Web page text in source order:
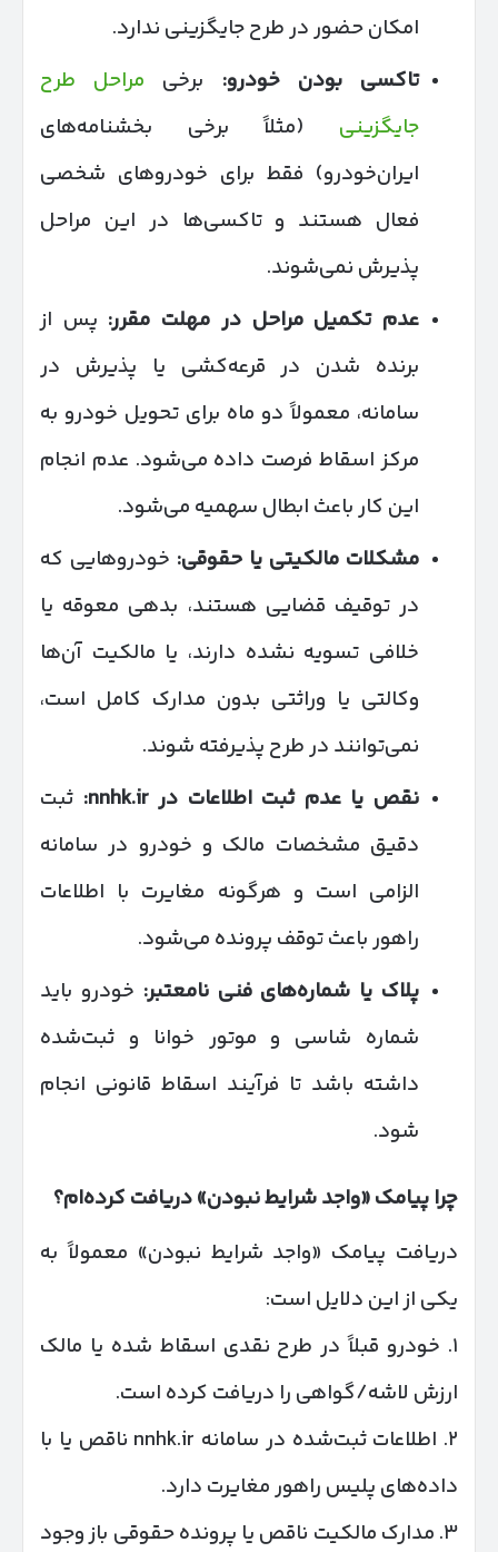
امکان حضور در طرح جایگزینی ندارد.
تاکسی بودن خودرو: برخی مراحل طرح
جایگزینی (مثلاً برخی بخشنامه‌های
ایران‌خودرو) فقط برای خودروهای شخصی
فعال هستند و تاکسی‌ها در این مراحل
پذیرش نمی‌شوند.
عدم تکمیل مراحل در مهلت مقرر: پس از
برنده شدن در قرعه‌کشی یا پذیرش در
سامانه، معمولاً دو ماه برای تحویل خودرو به
مرکز اسقاط فرصت داده می‌شود. عدم انجام
این کار باعث ابطال سهمیه می‌شود.
مشکلات مالکیتی یا حقوقی: خودروهایی که
در توقیف قضایی هستند، بدهی معوقه یا
خلافی تسویه نشده دارند، یا مالکیت آن‌ها
وکالتی یا وراثتی بدون مدارک کامل است،
نمی‌توانند در طرح پذیرفته شوند.
نقص یا عدم ثبت اطلاعات درnnhk.ir:
ثبت
دقیق مشخصات مالک و خودرو در سامانه
الزامی است و هرگونه مغایرت با اطلاعات
راهور باعث توقف پرونده می‌شود.
پلاک یا شماره‌های فنی نامعتبر: خودرو باید
شماره شاسی و موتور خوانا و ثبت‌شده
داشته باشد تا فرآیند اسقاط قانونی انجام
شود.
چرا پیامک «واجد شرایط نبودن» دریافت کرده‌ام؟
دریافت پیامک «واجد شرایط نبودن» معمولاً به
یکی از این دلایل است:
۱. خودرو قبلاً در طرح نقدی اسقاط شده یا مالک
ارزش لاشه/گواهی را دریافت کرده است.
۲. اطلاعات ثبت‌شده در سامانه nnhk.ir ناقص یا با
داده‌های پلیس راهور مغایرت دارد.
۳. مدارک مالکیت ناقص یا پرونده حقوقی باز وجود